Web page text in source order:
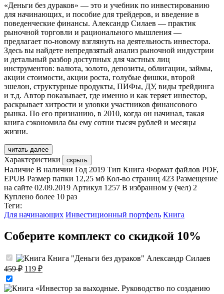
«Деньги без дураков» — это и учебник по инвестированию
для начинающих, и пособие для трейдеров, и введение в
поведенческие финансы. Александр Силаев — практик
рыночной торговли и рационального мышления —
предлагает по-новому взглянуть на деятельность инвестора.
Здесь вы найдете непредвзятый анализ рыночной индустрии
и детальный разбор доступных для частных лиц
инструментов: валюта, золото, депозиты, облигации, займы,
акции стоимости, акции роста, голубые фишки, второй
эшелон, структурные продукты, ПИФы, ДУ, виды трейдинга
и т.д. Автор показывает, где именно и как теряет инвестор,
раскрывает хитрости и уловки участников финансового
рынка. По его признанию, в 2010, когда он начинал, такая
книга сэкономила бы ему сотни тысяч рублей и месяцы
жизни.
читать далее
Характеристики скрыть
Наличие В наличии Год 2019 Тип Книга Формат файлов PDF,
EPUB Размер папки 12,25 мб Кол-во страниц 423 Размещение
на сайте 02.09.2019 Артикул 1257 В избранном у (чел) 2
Куплено более 10 раз
Теги:
Для начинающих Инвестиционный портфель Книга
Соберите комплект со скидкой 10%
Книга "Деньги без дураков" Александр Силаев
459₽ Первоначальная
составляла
119 ₽Текущая
119 ₽.